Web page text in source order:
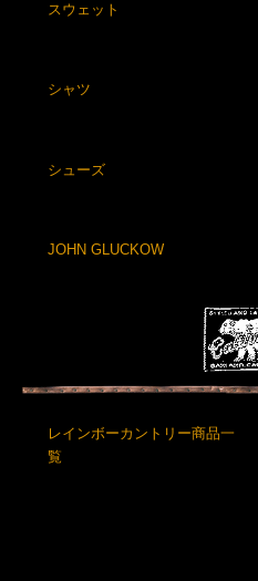
スウェット
シャツ
シューズ
JOHN GLUCKOW
レインボーカントリー商品一
覧